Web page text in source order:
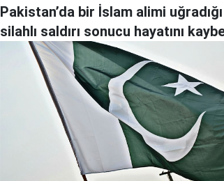
Pakistan’da bir İslam alimi uğradığı
silahlı saldırı sonucu hayatını